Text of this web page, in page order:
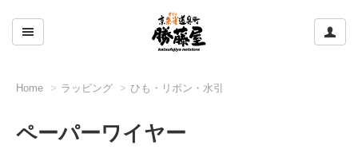
ここをクリックして左のメニューを開閉する
Home ラッピング ひも・リボン・水引
ペーパーワイヤー